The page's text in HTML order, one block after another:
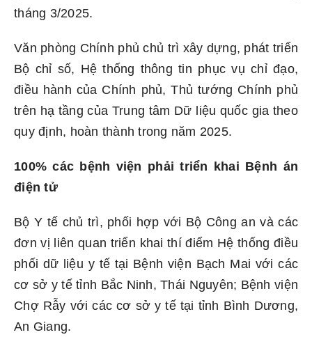
tháng 3/2025.
Văn phòng Chính phủ chủ trì xây dựng, phát triển
Bộ chỉ số, Hệ thống thông tin phục vụ chỉ đạo,
điều hành của Chính phủ, Thủ tướng Chính phủ
trên hạ tầng của Trung tâm Dữ liệu quốc gia theo
quy định, hoàn thành trong năm 2025.
100% các bệnh viện phải triển khai Bệnh án
điện tử
Bộ Y tế chủ trì, phối hợp với Bộ Công an và các
đơn vị liên quan triển khai thí điểm Hệ thống điều
phối dữ liệu y tế tại Bệnh viện Bạch Mai với các
cơ sở y tế tỉnh Bắc Ninh, Thái Nguyên; Bệnh viện
Chợ Rẫy với các cơ sở y tế tại tỉnh Bình Dương,
An Giang.